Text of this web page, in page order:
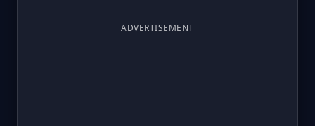
ADVERTISEMENT